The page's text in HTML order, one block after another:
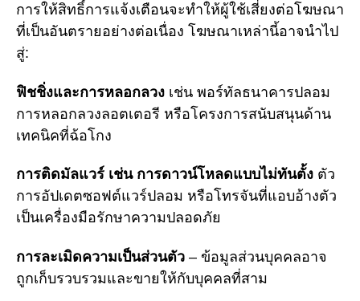
การให้สิทธิ์การแจ้งเตือนจะทำให้ผู้ใช้เสี่ยงต่อโฆษณา
ที่เป็นอันตรายอย่างต่อเนื่อง โฆษณาเหล่านี้อาจนำไป
สู่:
ฟิชชิ่งและการหลอกลวง เช่น พอร์ทัลธนาคารปลอม
การหลอกลวงลอตเตอรี หรือโครงการสนับสนุนด้าน
เทคนิคที่ฉ้อโกง
การติดมัลแวร์ เช่น การดาวน์โหลดแบบไม่ทันตั้ง ตัว
การอัปเดตซอฟต์แวร์ปลอม หรือโทรจันที่แอบอ้างตัว
เป็นเครื่องมือรักษาความปลอดภัย
การละเมิดความเป็นส่วนตัว – ข้อมูลส่วนบุคคลอาจ
ถูกเก็บรวบรวมและขายให้กับบุคคลที่สาม